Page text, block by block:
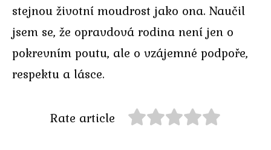
stejnou životní moudrost jako ona. Naučil
jsem se, že opravdová rodina není jen o
pokrevním poutu, ale o vzájemné podpoře,
respektu a lásce.
Rate article